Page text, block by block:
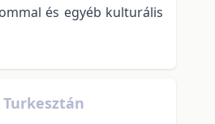
és egyéb kulturális